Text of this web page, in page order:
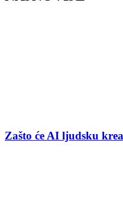
Zašto će AI ljudsku